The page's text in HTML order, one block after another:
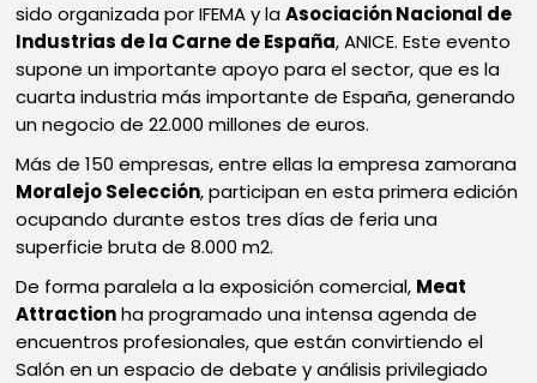
sido organizada por IFEMA y laAsociación Nacional de
Industrias de la Carne de España, ANICE. Este evento
supone un importante apoyo para el sector, que es la
cuarta industria más importante de España, generando
un negocio de 22.000 millones de euros.
Más de 150 empresas, entre ellas la empresa zamorana
Moralejo Selección, participan en esta primera edición
ocupando durante estos tres días de feria una
superficie bruta de 8.000 m2.
De forma paralela a la exposición comercial, Meat
Attractionha programado una intensa agenda de
encuentros profesionales, que están convirtiendo el
Salón en un espacio de debate y análisis privilegiado